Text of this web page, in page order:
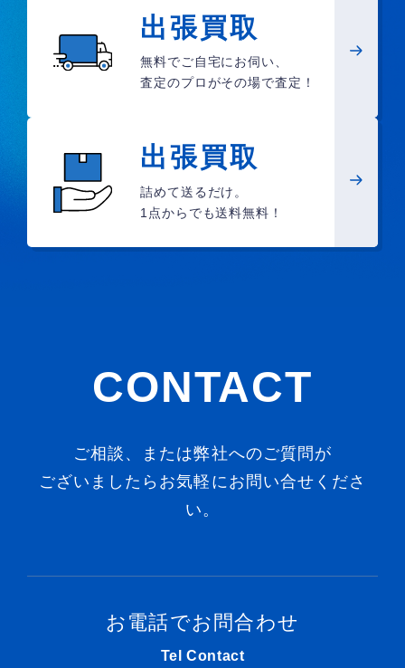
出張買取
無料でご自宅にお伺い、
査定のプロがその場で査定！
出張買取
詰めて送るだけ。
1点からでも送料無料！
CONTACT
ご相談、または弊社へのご質問が
ございましたらお気軽にお問い合せくださ
い。
お電話でお問合わせ
Tel Contact